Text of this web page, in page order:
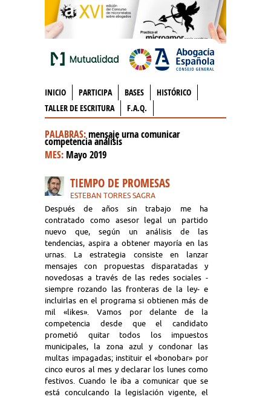
INICIO PARTICIPA BASES
HISTÓRICO
TALLER DE ESCRITURA
F.A.Q.
PALABRAS:mensaje urna comunicar
competencia análisis
MES: Mayo 2019
TIEMPO DE PROMESAS
ESTEBAN TORRES SAGRA
Después de años sin trabajo me ha
contratado como asesor legal un partido
nuevo que, según un análisis de las
tendencias, aspira a obtener mayoría en las
urnas. La estrategia consiste en lanzar
mensajes con propuestas disparatadas y
novedosas a través de las redes sociales -
siempre rozando las fronteras de la ley- e
incluirlas en el programa si obtienen más de
mil «likes». Vamos por delante de la
competencia desde que el candidato
prometió quitar todos los impuestos
municipales, la zona azul y condonar las
multas impagadas; instituir el «bonobar» por
cinco euros al mes y declarar los lunes como
festivos. Cuando le iba a comunicar que se
está conculcando la legislación vigente, el